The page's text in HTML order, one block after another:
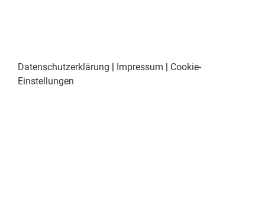
Datenschutzerklärung | Impressum | Cookie-
Einstellungen